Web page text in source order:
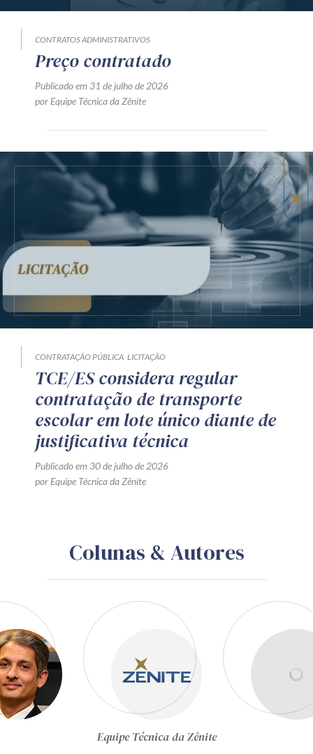
CONTRATOS ADMINISTRATIVOS
Preço contratado
Publicado em 31 de julho de 2026
por Equipe Técnica da Zênite
CONTRATAÇÃO PÚBLICA LICITAÇÃO
TCE/ES considera regular
contratação de transporte
escolar em lote único diante de
justificativa técnica
Publicado em 30 de julho de 2026
por Equipe Técnica da Zênite
Colunas & Autores
Gustavo Schiefler